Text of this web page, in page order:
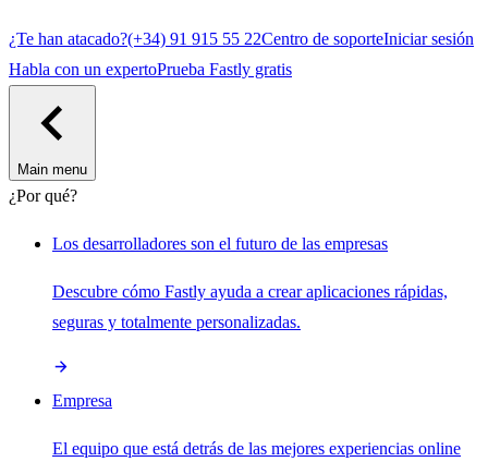
¿Te han atacado?(+34) 91 915 55 22Centro de soporteIniciar sesión
Habla con un expertoPrueba Fastly gratis
Main menu
¿Por qué?
Los desarrolladores son el futuro de las empresas
Descubre cómo Fastly ayuda a crear aplicaciones rápidas,
seguras y totalmente personalizadas.
Empresa
El equipo que está detrás de las mejores experiencias online